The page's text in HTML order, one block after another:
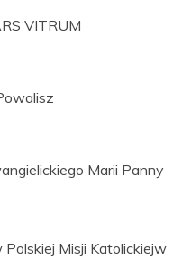
VITRUM
Marii Panny
Misji Katolickiejw